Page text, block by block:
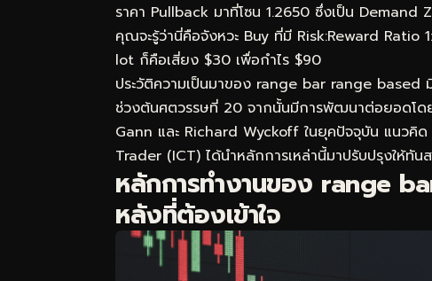
ราคา Pullback มาที่โซน 1.2650 ซึ่งเป็น
คุณจะรู้ว่านี่คือจังหวะ Buy ที่มี Risk:Reward
lot ก็คือเสี่ยง $30 เพื่อกำไร $90
ประวัติความเป็นมาของ range bar range
ช่วงต้นศตวรรษที่ 20 จากนั้นมีการพัฒนาต่อยอดโด
Gann และ Richard Wyckoff ในยุคปัจจุบัน แนวคิ
Trader (ICT) ได้นำหลักการเหล่านี้มาปรับปรุงให้ทั
หลักการทำงานของ range
หลังที่ต้องเข้าใจ